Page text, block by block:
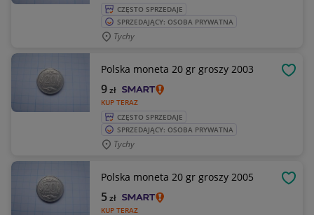
CZĘSTO SPRZEDAJE
SPRZEDAJĄCY: OSOBA PRYWATNA
Tychy
Polska moneta 20 gr groszy 2003
KUP TERAZ
9zł
CZĘSTO SPRZEDAJE
SPRZEDAJĄCY: OSOBA PRYWATNA
Tychy
Polska moneta 20 gr groszy 2005
KUP TERAZ
5zł